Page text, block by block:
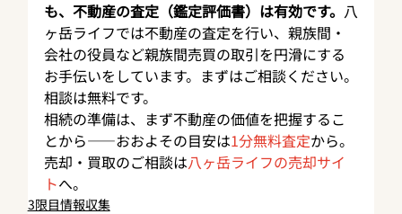
も、不動産の査定（鑑定評価書）は有効です。 八
ヶ岳ライフでは不動産の査定を行い、親族間・
会社の役員など親族間売買の取引を円滑にする
お手伝いをしています。まずはご相談ください。
相談は無料です。
相続の準備は、まず不動産の価値を把握するこ
とから——おおよその目安は1分無料査定から。
売却・買取のご相談は八ヶ岳ライフの売却サイ
トへ。
3限目情報収集